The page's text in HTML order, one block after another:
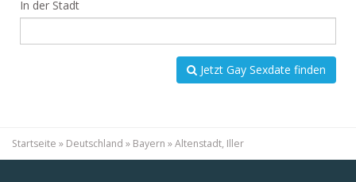
In der Stadt
Jetzt Gay Sexdate finden
Startseite » Deutschland » Bayern »Altenstadt, Iller